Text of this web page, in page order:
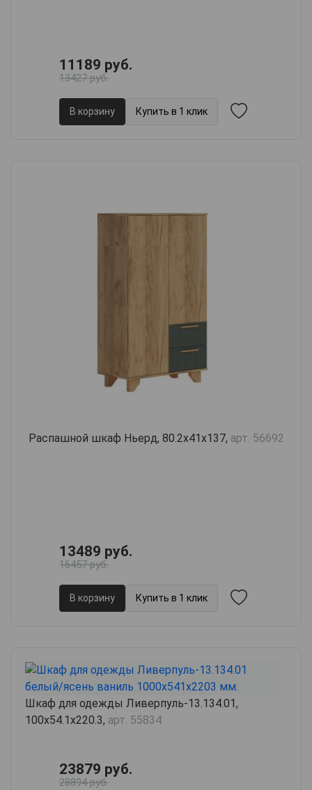
11189 руб.
13427 руб.
В корзину Купить в 1 клик
Распашной шкаф Ньерд, 80.2х41х137, арт. 56692
13489 руб.
16457 руб.
В корзину Купить в 1 клик
Шкаф для одежды Ливерпуль-13.134.01,
100х54.1х220.3, арт. 55834
23879 руб.
28894 руб.